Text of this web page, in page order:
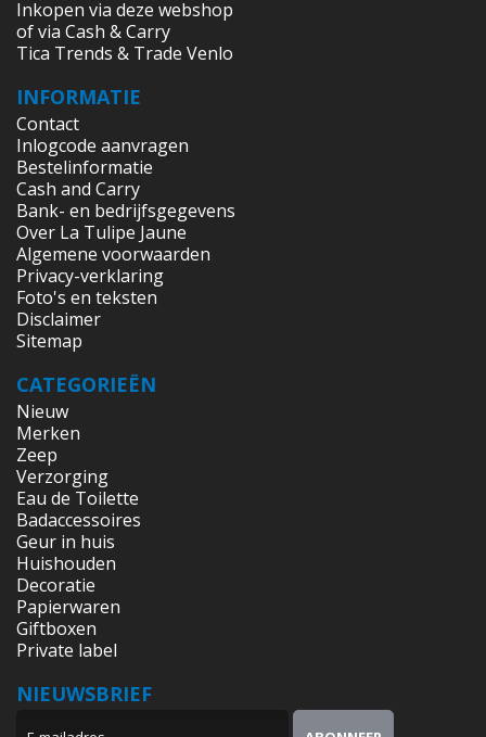
Inkopen via deze webshop
of via Cash & Carry
Tica Trends & Trade Venlo
INFORMATIE
Contact
Inlogcode aanvragen
Bestelinformatie
Cash and Carry
Bank- en bedrijfsgegevens
Over La Tulipe Jaune
Algemene voorwaarden
Privacy-verklaring
Foto's en teksten
Disclaimer
Sitemap
CATEGORIEËN
Nieuw
Merken
Zeep
Verzorging
Eau de Toilette
Badaccessoires
Geur in huis
Huishouden
Decoratie
Papierwaren
Giftboxen
Private label
NIEUWSBRIEF